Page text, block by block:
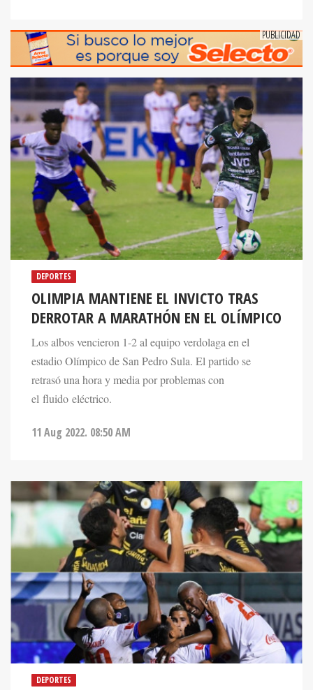
DEPORTES
OLIMPIA MANTIENE EL INVICTO TRAS
DERROTAR A MARATHÓN EN EL OLÍMPICO
Los albos vencieron 1-2 al equipo verdolaga en el
estadio Olímpico de San Pedro Sula. El partido se
retrasó una hora y media por problemas con
el fluido eléctrico.
11 Aug 2022. 08:50 AM
DEPORTES